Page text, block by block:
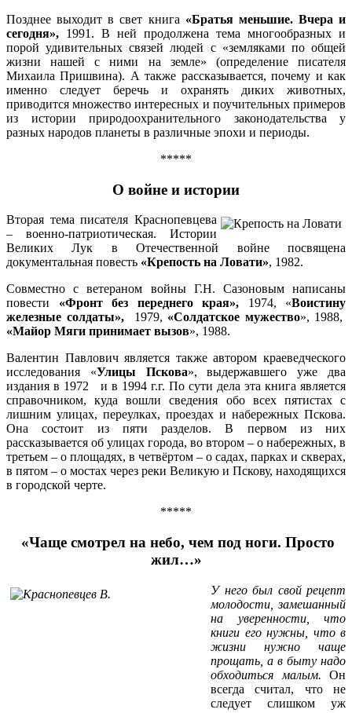
Позднее выходит в свет книга «Братья меньшие. Вчера и
сегодня», 1991. В ней продолжена тема многообразных и
порой удивительных связей людей с «земляками по общей
жизни нашей с ними на земле» (определение писателя
Михаила Пришвина). А также рассказывается, почему и как
именно следует беречь и охранять диких животных,
приводится множество интересных и поучительных примеров
из истории природоохранительного законодательства у
разных народов планеты в различные эпохи и периоды.
*****
О войне и истории
Вторая тема писателя Краснопевцева
– военно-патриотическая. Истории
Великих Лук в Отечественной войне посвящена
документальная повесть «Крепость на Ловати», 1982.
Совместно с ветераном войны Г.Н. Сазоновым написаны
повести «Фронт без переднего края», 1974, «Воистину
железные солдаты»,1979, «Солдатское мужество», 1988,
«Майор Мяги принимает вызов», 1988.
Валентин Павлович является также автором краеведческого
исследования «Улицы Пскова», выдержавшего уже два
издания в 1972 и в 1994 г.г. По сути дела эта книга является
справочником, куда вошли сведения обо всех пятистах с
лишним улицах, переулках, проездах и набережных Пскова.
Она состоит из пяти разделов. В первом из них
рассказывается об улицах города, во втором – о набережных, в
третьем – о площадях, в четвёртом – о садах, парках и скверах,
в пятом – о мостах через реки Великую и Пскову, находящихся
в городской черте.
*****
«Чаще смотрел на небо, чем под ноги. Просто
жил…»
У него был свой рецепт
молодости, замешанный
на уверенности, что
книги его нужны, что в
жизни нужно чаще
прощать, а в быту надо
обходиться малым. Он
всегда считал, что не
следует слишком уж